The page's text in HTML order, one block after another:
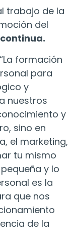
trabajo de la
del
“La formación
para
y
nuestros
y
sino en
el marketing,
tu mismo
y lo
es la
que nos
de la